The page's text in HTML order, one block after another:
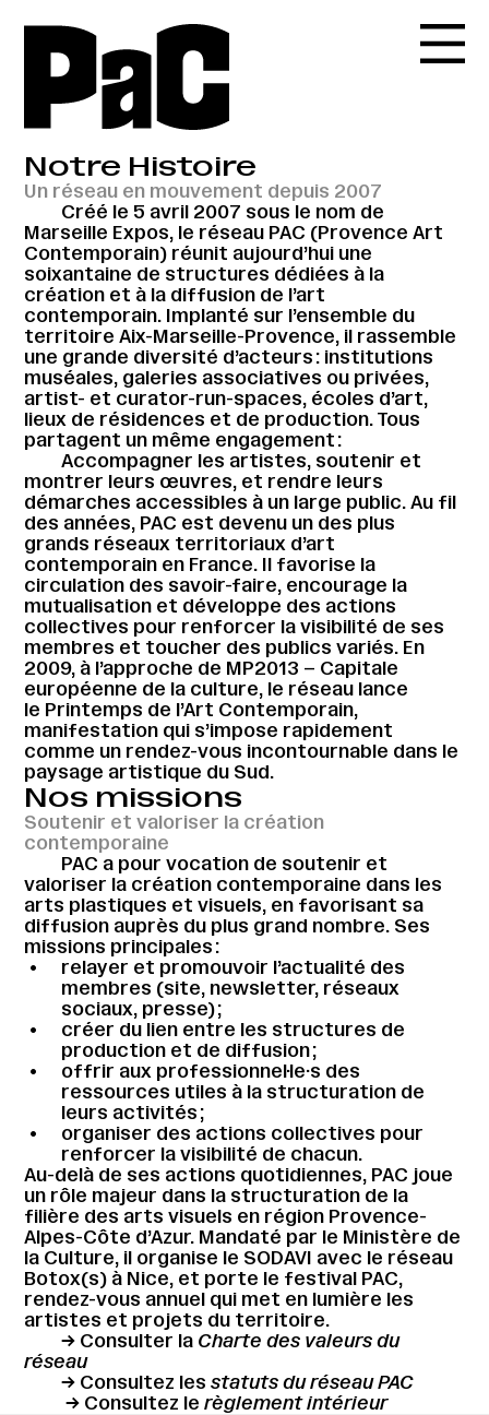
Notre Histoire
Un réseau en mouvement depuis 2007
Créé le 5 avril 2007 sous le nom de
Marseille Expos, le réseau PAC (Provence Art
Contemporain) réunit aujourd’hui une
soixantaine de structures dédiées à la
création et à la diffusion de l’art
contemporain. Implanté sur l’ensemble du
territoire Aix-Marseille-Provence, il rassemble
une grande diversité d’acteurs : institutions
muséales, galeries associatives ou privées,
artist- et curator-run-spaces, écoles d’art,
lieux de résidences et de production. Tous
partagent un même engagement :
Accompagner les artistes, soutenir et
montrer leurs œuvres, et rendre leurs
démarches accessibles à un large public. Au fil
des années, PAC est devenu un des plus
grands réseaux territoriaux d’art
contemporain en France. Il favorise la
circulation des savoir-faire, encourage la
mutualisation et développe des actions
collectives pour renforcer la visibilité de ses
membres et toucher des publics variés. En
2009, à l’approche de MP2013 – Capitale
européenne de la culture, le réseau lance
le Printemps de l’Art Contemporain,
manifestation qui s’impose rapidement
comme un rendez-vous incontournable dans le
paysage artistique du Sud.
Nos missions
Soutenir et valoriser la création
contemporaine
PAC a pour vocation de soutenir et
valoriser la création contemporaine dans les
arts plastiques et visuels, en favorisant sa
diffusion auprès du plus grand nombre. Ses
missions principales :
relayer et promouvoir l’actualité des
membres (site, newsletter, réseaux
sociaux, presse) ;
créer du lien entre les structures de
production et de diffusion ;
offrir aux professionnel·le·s des
ressources utiles à la structuration de
leurs activités ;
organiser des actions collectives pour
renforcer la visibilité de chacun.
Au-delà de ses actions quotidiennes, PAC joue
un rôle majeur dans la structuration de la
filière des arts visuels en région Provence-
Alpes-Côte d’Azur. Mandaté par le Ministère de
la Culture, il organise le SODAVI avec le réseau
Botox(s) à Nice, et porte le festival PAC,
rendez-vous annuel qui met en lumière les
artistes et projets du territoire.
→ Consulter la Charte des valeurs du
réseau
→ Consultez les statuts du réseau PAC
→ Consultez le règlement intérieur